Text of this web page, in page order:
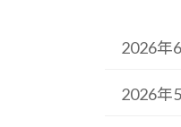
2026年
2026年